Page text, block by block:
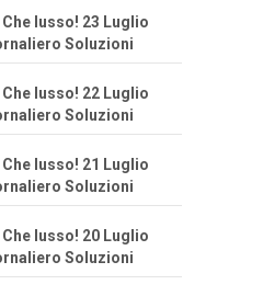
lusso! 23 Luglio
Soluzioni
lusso! 22 Luglio
Soluzioni
lusso! 21 Luglio
Soluzioni
lusso! 20 Luglio
Soluzioni